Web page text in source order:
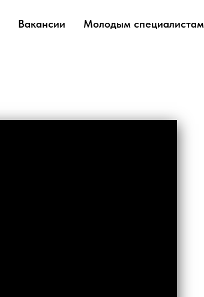
Вакансии Молодым специалистам